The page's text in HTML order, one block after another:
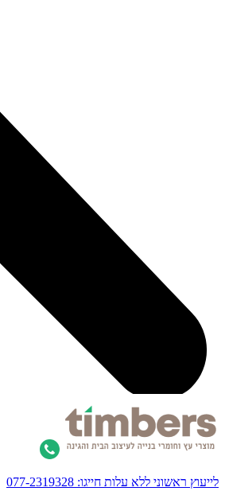
לייעוץ ראשוני ללא עלות חייגו: 077-2319328